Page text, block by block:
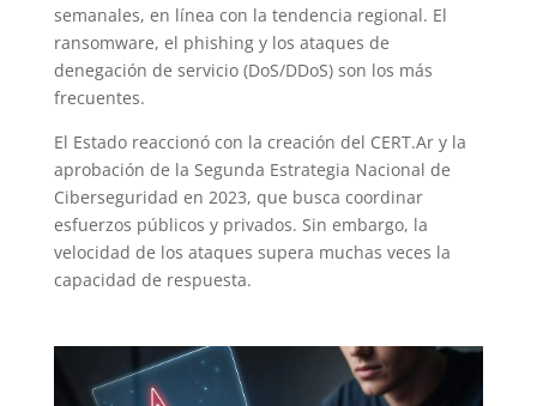
semanales, en línea con la tendencia regional. El
ransomware, el phishing y los ataques de
denegación de servicio (DoS/DDoS) son los más
frecuentes.
El Estado reaccionó con la creación del CERT.Ar y la
aprobación de la Segunda Estrategia Nacional de
Ciberseguridad en 2023, que busca coordinar
esfuerzos públicos y privados. Sin embargo, la
velocidad de los ataques supera muchas veces la
capacidad de respuesta.